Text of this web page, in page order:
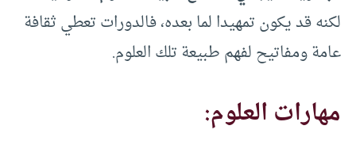
لكنه قد يكون تمهيدا لما بعده، فالدورات تعطي ثقافة
عامة ومفاتيح لفهم طبيعة تلك العلوم.
مهارات العلوم: